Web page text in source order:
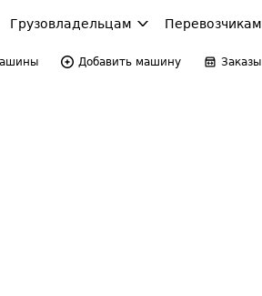
Грузовладельцам Перевозчикам
Добавить машину Заказы